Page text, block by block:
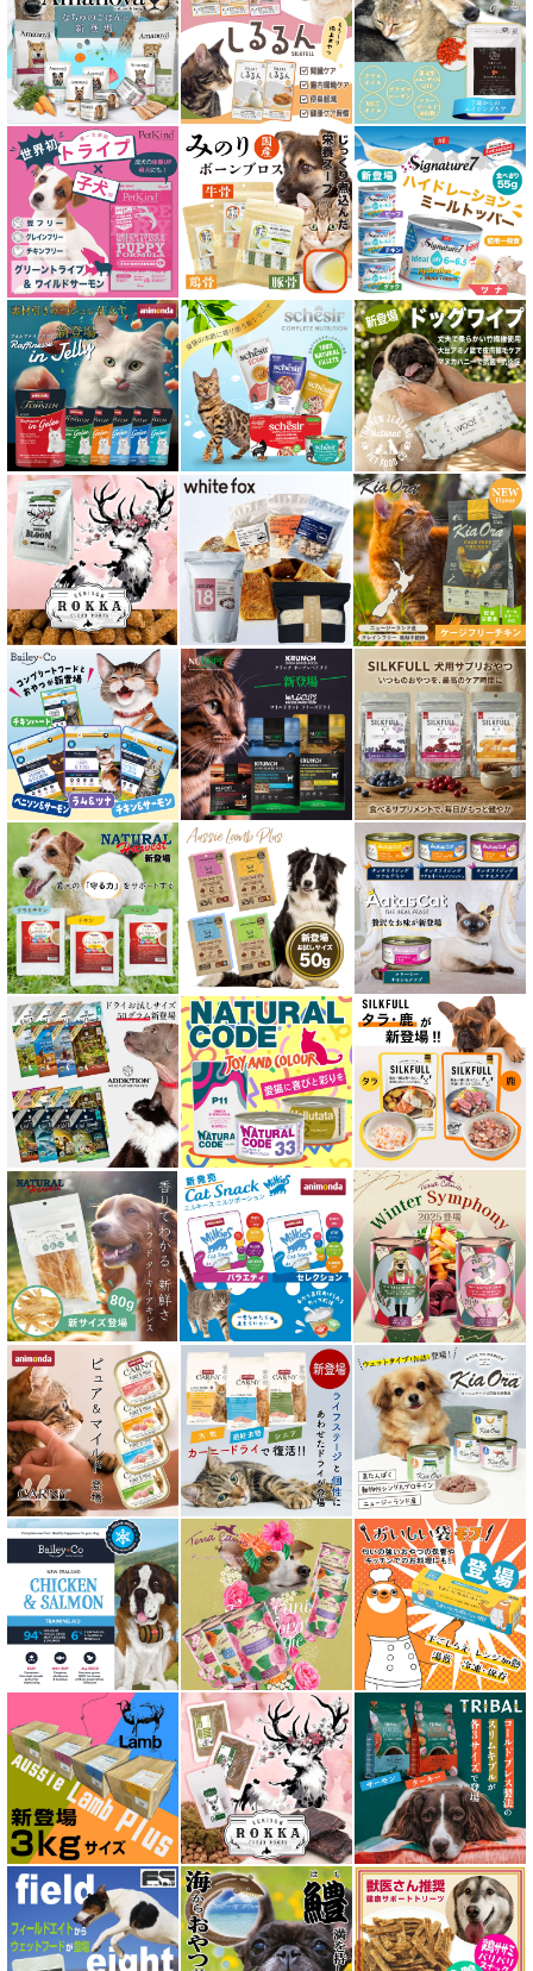
皮膚・被毛ケア対応 フード for CAT
食物アレルギー対応キャットフード
腎臓ケア対応キャットフード
関節サポート対応 フード for CAT
糖尿ケア対応 フード for CAT
肥満ケア対応 フード for CAT
泌尿器ケア対応 フード for CAT
胃腸ケア対応 フード for CAT
口腔内・喉ケア対応商品 猫用
食欲サポート対応キャットフード
肝臓ケア対応キャットフード
免疫サポート 猫用
低脂肪 ドライフード for CAT
水分補給用ウェットフード for CAT
特集 穀物不使用 キャットフード（ドライ）
エアドライ キャットフード
フリーズドライ キャットフード
おやつ全アイテム
素材そのまま
アイファクトリーおやつ
アタスキャット Aatas Cat
アディクション Addiction
アニモンダ ANIMONDA
アマノヴァ Amanova
アルモネイチャー almo nature
アンブロシア AMBROSIA
アートゥー AATU
アーテミス ARTEMIS
イティ iti
ウェルネス ヘルシーバランス
ウルフブラット WOLFSBLUT